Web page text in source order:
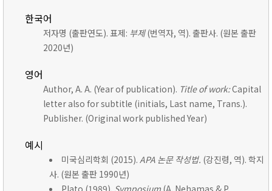
한국어
저자명 (출판연도). 표제: 부제(번역자, 역). 출판사. (원본 출판
2020년)
영어
Author, A. A. (Year of publication). Title of work:Capital
letter also for subtitle (initials, Last name, Trans.).
Publisher. (Original work published Year)
예시
미국심리학회 (2015). APA 논문 작성법. (강진령, 역). 학지
사. (원본 출판 1990년)